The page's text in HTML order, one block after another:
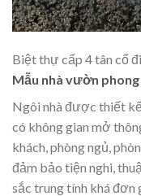
Biệt thự cấp 4 tân cổ
Mẫu nhà vườn
Ngôi nhà được thiết
có không gian mở
khách, phòng ngủ,
đảm bảo tiện nghi,
sắc trung tính khá đơn